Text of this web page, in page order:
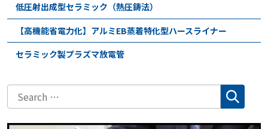
低圧射出成型セラミック（熱圧鋳法）
【高機能省電力化】アルミEB蒸着特化型ハースライナー
セラミック製プラズマ放電管